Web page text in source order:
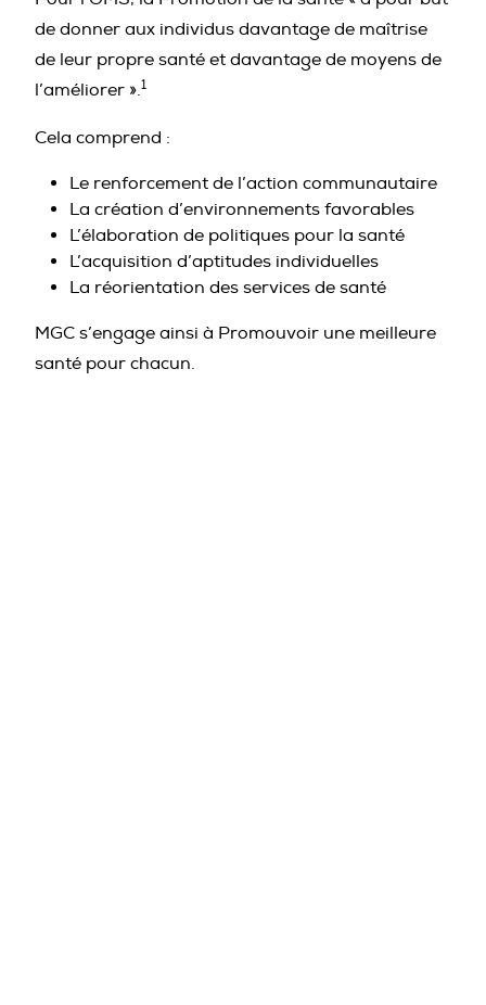
de donner aux individus davantage de maîtrise
de leur propre santé et davantage de moyens de
l’améliorer ».1
Cela comprend :
Le renforcement de l’action communautaire
La création d’environnements favorables
L’élaboration de politiques pour la santé
L’acquisition d’aptitudes individuelles
La réorientation des services de santé
MGC s’engage ainsi à Promouvoir une meilleure
santé pour chacun.